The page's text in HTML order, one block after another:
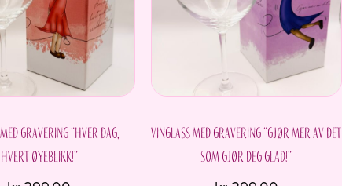
kan
velges
på
produktsiden
gravering “Hver dag,
hvert øyeblikk!”
Vinglass med gravering “Gjør mer av det
som gjør deg glad!”